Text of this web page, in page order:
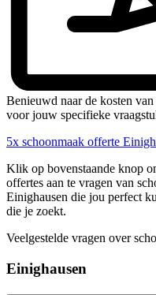
Benieuwd naar de kosten
voor jouw specifieke
5x schoonmaak offerte
Klik op bovenstaande knop
offertes aan te vragen van
Einighausen die jou perfect
die je zoekt.
Veelgestelde vragen over
Einighausen